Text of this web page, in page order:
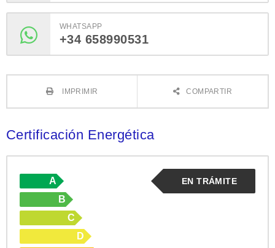
WHATSAPP
+34 658990531
IMPRIMIR COMPARTIR
Certificación Energética
EN TRÁMITE
A
B
C
D